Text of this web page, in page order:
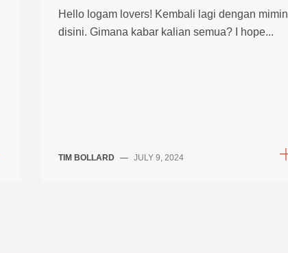
Hello logam lovers! Kembali lagi dengan mimin
disini. Gimana kabar kalian semua? I hope...
TIM BOLLARD — JULY 9, 2024